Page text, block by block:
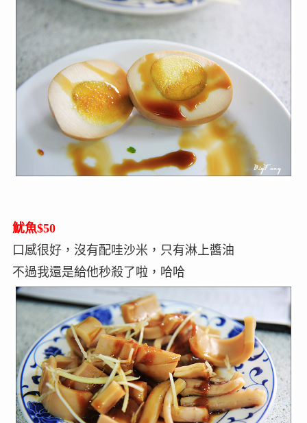
魷魚$50
口感很好，沒有配哇沙米，只有淋上醬油
不過我還是給他秒殺了啦，哈哈